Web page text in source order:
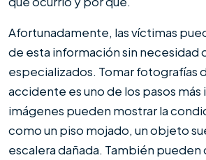
Afortunadamente, las víctimas
de esta información sin necesidad
especializados. Tomar fotografías
accidente es uno de los pasos
imágenes pueden mostrar la
como un piso mojado, un objeto
escalera dañada. También pueden